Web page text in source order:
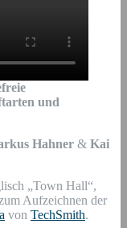
und
Hahner & Kai
„Town Hall“,
Aufzeichnen der
von TechSmith.